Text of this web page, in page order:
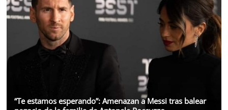
“Te estamos esperando”: Amenazan a Messi tras balear